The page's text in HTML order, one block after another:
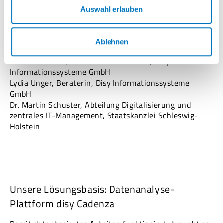
Auswahl erlauben
Ablehnen
Perspektiven mit konkreten Erfahrungen aus der
Umsetzung und zeigt, wie datenbasierte Steuerung in
der Verwaltung Realität wird.
Marcus Briesen, Chief Business Officer, Disy
Informationssysteme GmbH
Lydia Unger, Beraterin, Disy Informationssysteme
GmbH
Dr. Martin Schuster, Abteilung Digitalisierung und
zentrales IT-Management, Staatskanzlei Schleswig-
Holstein
Unsere Lösungsbasis: Datenanalyse-
Plattform disy Cadenza